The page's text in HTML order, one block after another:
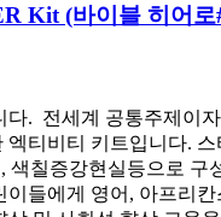
Kit (바이블 히어로
다. 전세계 공통주제이
엑티비티 키트입니다.
색칠증강현실등으로 구
들에게 영어, 아프리